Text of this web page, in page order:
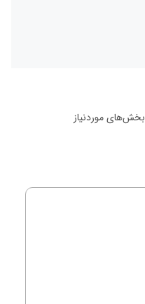
بخش‌های موردنیاز